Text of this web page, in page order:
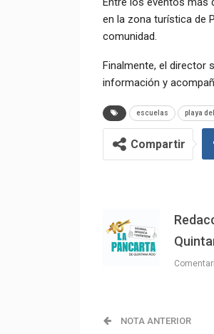
en la zona turística de
comunidad.
Finalmente, el director
información y
escuelas playa
Compartir
NOTA ANTERIOR